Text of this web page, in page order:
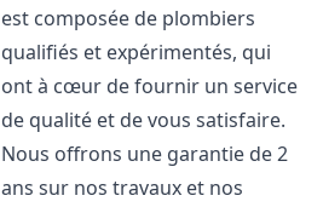
est composée de plombiers
qualifiés et expérimentés, qui
ont à cœur de fournir un service
de qualité et de vous satisfaire.
Nous offrons une garantie de 2
ans sur nos travaux et nos